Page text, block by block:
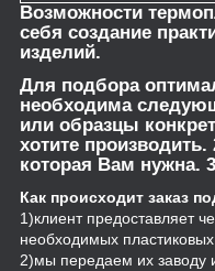
Возможности
себя создание
изделий.
Для подбора
необходима
или образцы
хотите
которая Вам нужна.
Как происходит заказ
1)клиент предоставляет
необходимых
2)мы передаем их заводу